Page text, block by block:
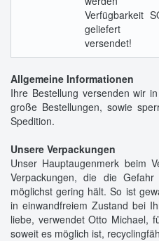
Verfügbarkeit
geliefert
versendet!
Allgemeine Informationen
Ihre Bestellung versenden wir
große Bestellungen, sowie
Spedition.
Unsere Verpackungen
Unser Hauptaugenmerk beim
Verpackungen, die die
möglichst gering hält. So ist
in einwandfreiem Zustand bei
liebe, verwendet Otto Michael,
soweit es möglich ist,